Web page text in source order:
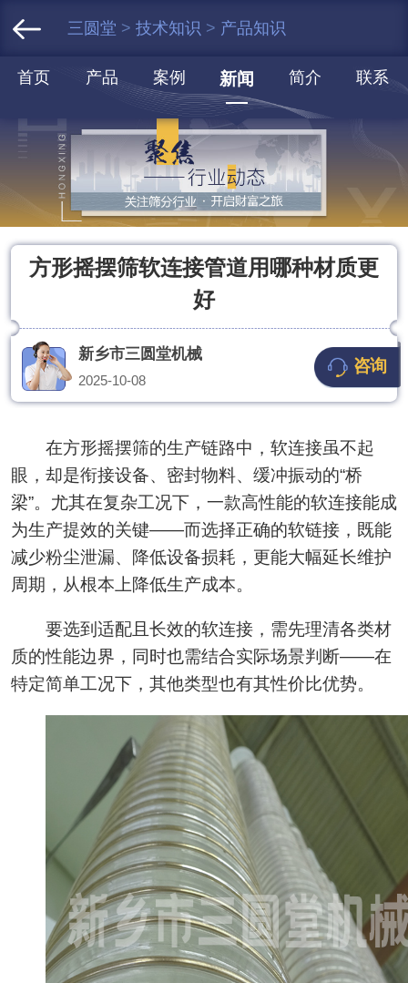
三圆堂 > 技术知识 > 产品知识
首页 产品 案例 新闻 简介 联系
方形摇摆筛软连接管道用哪种材质更
好
新乡市三圆堂机械
2025-10-08
咨询
在方形摇摆筛的生产链路中，软连接虽不起
眼，却是衔接设备、密封物料、缓冲振动的“桥
梁”。尤其在复杂工况下，一款高性能的软连接能成
为生产提效的关键——而选择正确的软链接，既能
减少粉尘泄漏、降低设备损耗，更能大幅延长维护
周期，从根本上降低生产成本。
要选到适配且长效的软连接，需先理清各类材
质的性能边界，同时也需结合实际场景判断——在
特定简单工况下，其他类型也有其性价比优势。